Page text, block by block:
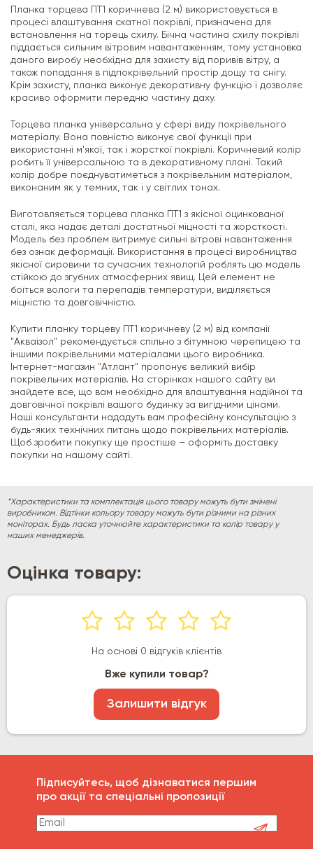
Планка торцева ПТ1 коричнева (2 м) використовується в
процесі влаштування скатної покрівлі, призначена для
встановлення на торець схилу. Бічна частина схилу покрівлі
піддається сильним вітровим навантаженням, тому установка
даного виробу необхідна для захисту від поривів вітру, а
також попадання в підпокрівельний простір дощу та снігу.
Крім захисту, планка виконує декоративну функцію і дозволяє
красиво оформити передню частину даху.
Торцева планка універсальна у сфері виду покрівельного
матеріалу. Вона повністю виконує свої функції при
використанні м'якої, так і жорсткої покрівлі. Коричневий колір
робить її універсальною та в декоративному плані. Такий
колір добре поєднуватиметься з покрівельним матеріалом,
виконаним як у темних, так і у світлих тонах.
Виготовляється торцева планка ПТ1 з якісної оцинкованої
сталі, яка надає деталі достатньої міцності та жорсткості.
Модель без проблем витримує сильні вітрові навантаження
без ознак деформації. Використання в процесі виробництва
якісної сировини та сучасних технологій роблять цю модель
стійкою до згубних атмосферних явищ. Цей елемент не
боїться вологи та перепадів температури, виділяється
міцністю та довговічністю.
Купити планку торцеву ПТ1 коричневу (2 м) від компанії
"Акваізол" рекомендується спільно з бітумною черепицею та
іншими покрівельними матеріалами цього виробника.
Інтернет-магазин "Атлант" пропонує великий вибір
покрівельних матеріалів. На сторінках нашого сайту ви
знайдете все, що вам необхідно для влаштування надійної та
довговічної покрівлі вашого будинку за вигідними цінами.
Наші консультанти нададуть вам професійну консультацію з
будь-яких технічних питань щодо покрівельних матеріалів.
Щоб зробити покупку ще простіше – оформіть доставку
покупки на нашому сайті.
*Характеристики та комплектація цього товару можуть бути змінені
виробником. Відтінки кольору товару можуть бути різними на різних
моніторах. Будь ласка уточнюйте характеристики та колір товару у
наших менеджерів.
Оцінка товару:
На основі 0 відгуків клієнтів
Вже купили товар?
Залишити відгук
Підписуйтесь, щоб дізнаватися першим
про акції та спеціальні пропозиції